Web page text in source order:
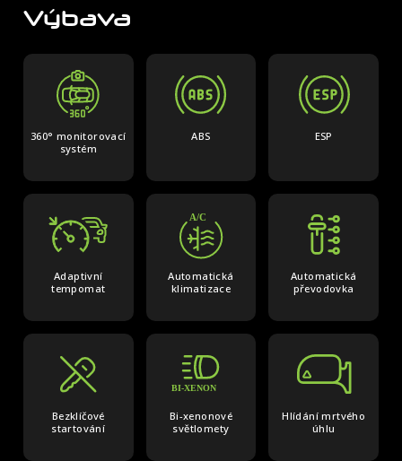
Výbava
360° monitorovací
systém
ABS ESP
Adaptivní
tempomat
Automatická
klimatizace
Automatická
převodovka
Bezklíčové
startování
Bi-xenonové
světlomety
Hlídání mrtvého
úhlu